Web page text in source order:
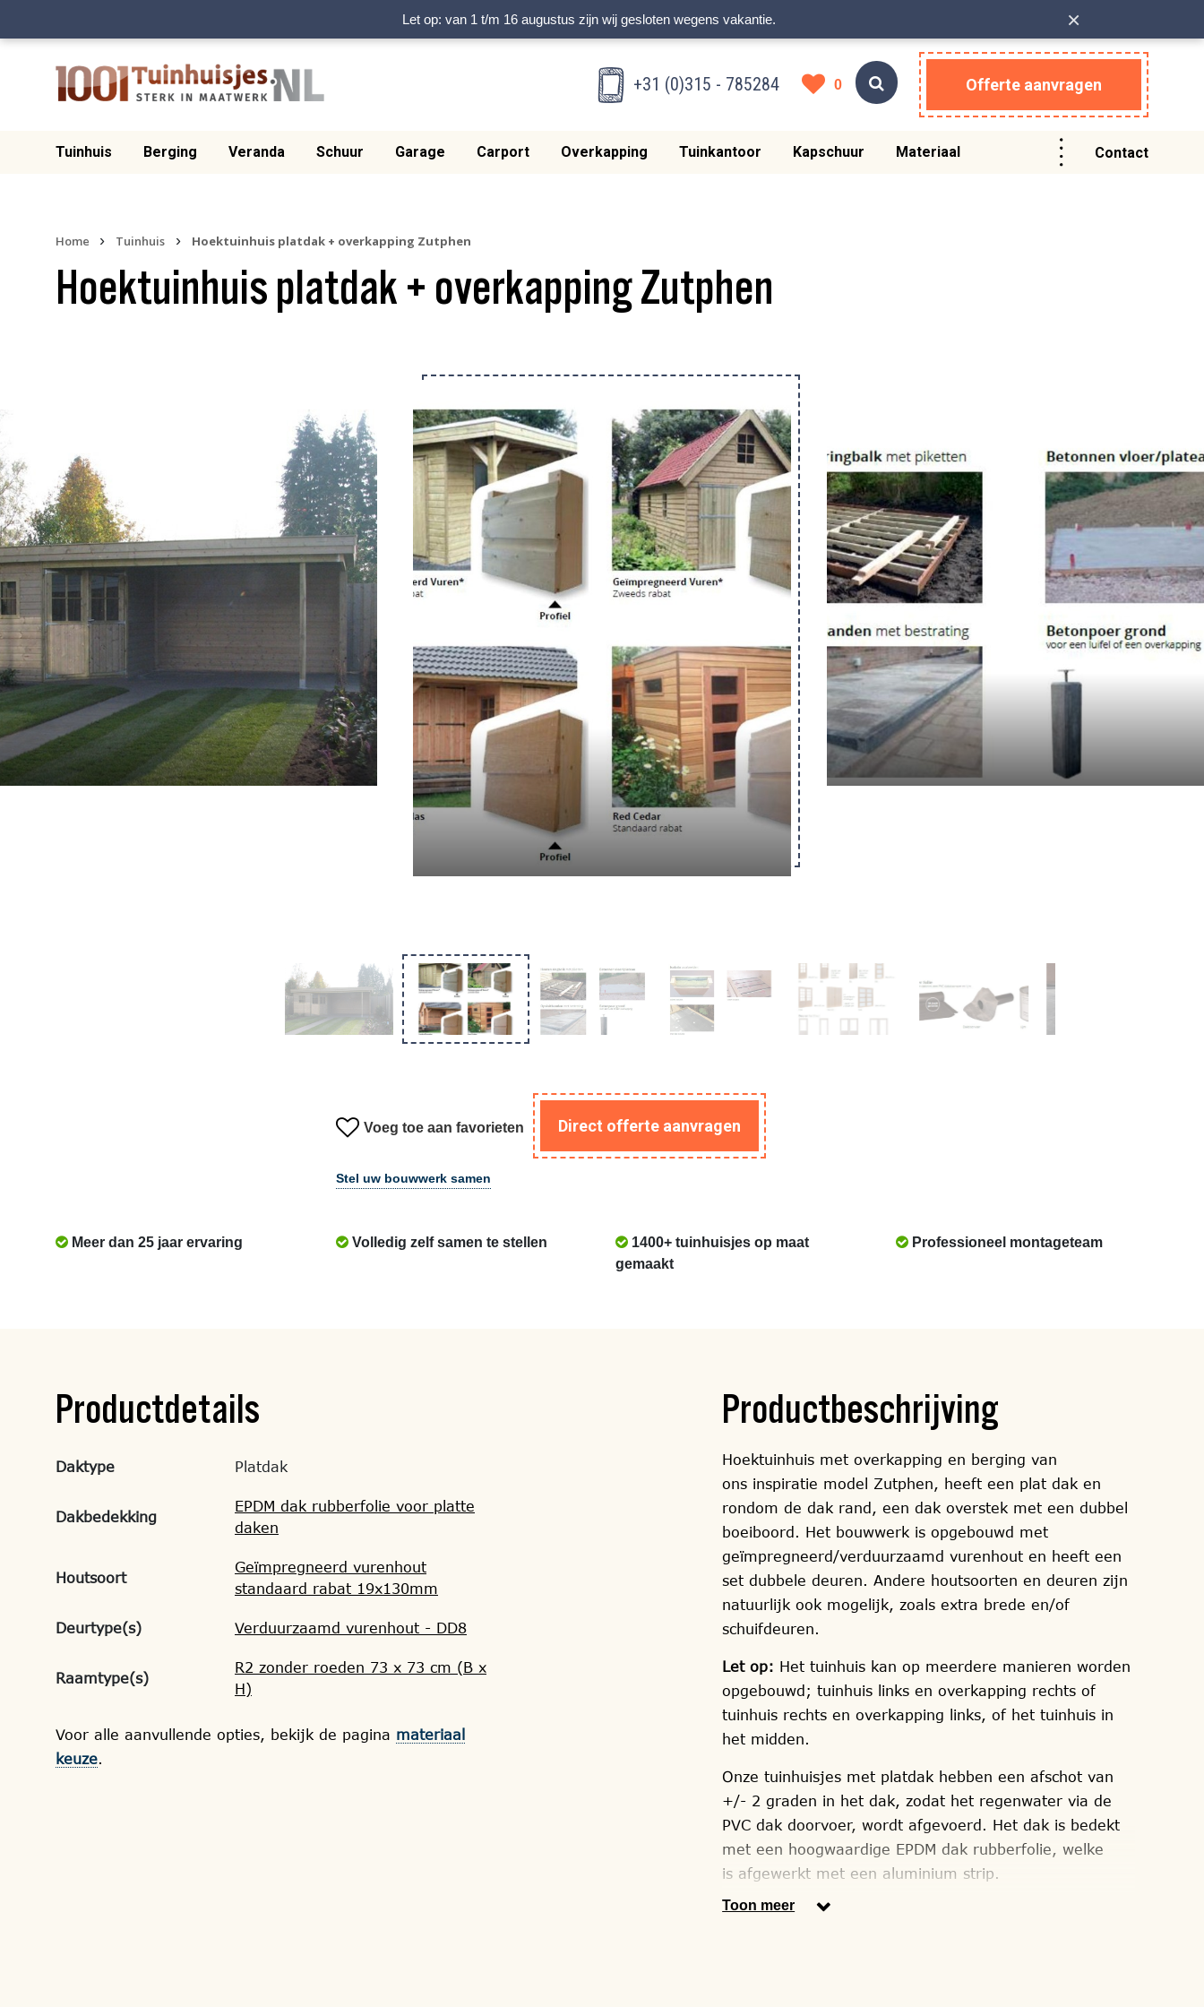
Let op: van 1 t/m 16 augustus zijn wij gesloten wegens vakantie. ×
+31 (0)315 - 785284 0 Offerte aanvragen
Tuinhuis Berging Veranda Schuur Garage Carport Overkapping Tuinkantoor Kapschuur Materiaal Contact
Home › Tuinhuis › Hoektuinhuis platdak + overkapping Zutphen
Hoektuinhuis platdak + overkapping Zutphen
Voeg toe aan favorieten Direct offerte aanvragen
Stel uw bouwwerk samen
Meer dan 25 jaar ervaring Volledig zelf samen te stellen
1400+ tuinhuisjes op maat
gemaakt
Professioneel montageteam
Productdetails
Daktype Platdak
Dakbedekking
EPDM dak rubberfolie voor platte
daken
Houtsoort
Geïmpregneerd vurenhout
standaard rabat 19x130mm
Deurtype(s) Verduurzaamd vurenhout - DD8
Raamtype(s)
R2 zonder roeden 73 x 73 cm (B x
H)
Voor alle aanvullende opties, bekijk de pagina materiaal
keuze.
Productbeschrijving
Hoektuinhuis met overkapping en berging van
ons inspiratie model Zutphen, heeft een plat dak en
rondom de dak rand, een dak overstek met een dubbel
boeiboord. Het bouwwerk is opgebouwd met
geïmpregneerd/verduurzaamd vurenhout en heeft een
set dubbele deuren. Andere houtsoorten en deuren zijn
natuurlijk ook mogelijk, zoals extra brede en/of
schuifdeuren.
Let op: Het tuinhuis kan op meerdere manieren worden
opgebouwd; tuinhuis links en overkapping rechts of
tuinhuis rechts en overkapping links, of het tuinhuis in
het midden.
Onze tuinhuisjes met platdak hebben een afschot van
+/- 2 graden in het dak, zodat het regenwater via de
PVC dak doorvoer, wordt afgevoerd. Het dak is bedekt
met een hoogwaardige EPDM dak rubberfolie, welke
is afgewerkt met een aluminium strip.
Uw bouwwerk wordt in onze eigen timmerwerkplaats
Toon meer